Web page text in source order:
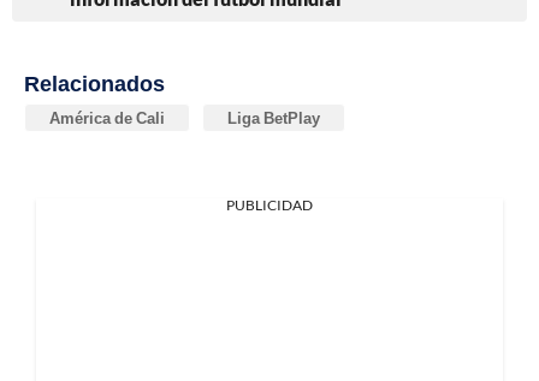
Relacionados
América de Cali Liga BetPlay
PUBLICIDAD